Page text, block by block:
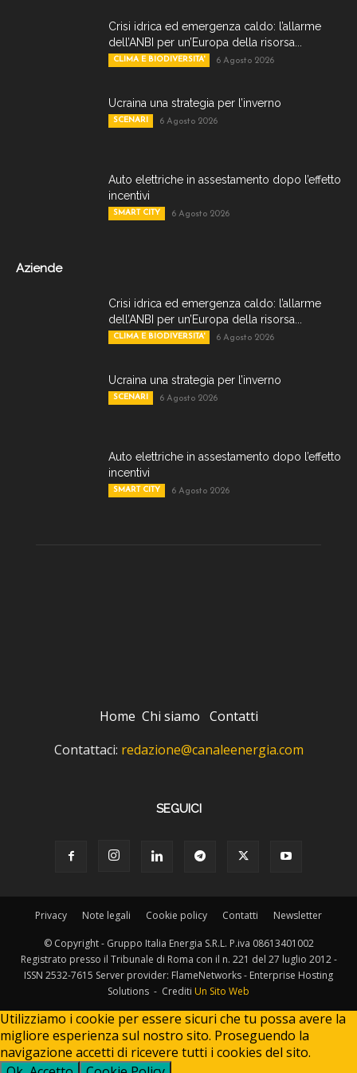
Crisi idrica ed emergenza caldo: l’allarme
dell’ANBI per un’Europa della risorsa...
CLIMA E BIODIVERSITA' 6 Agosto 2026
Ucraina una strategia per l’inverno
SCENARI 6 Agosto 2026
Auto elettriche in assestamento dopo l’effetto
incentivi
SMART CITY 6 Agosto 2026
Aziende
Crisi idrica ed emergenza caldo: l’allarme
dell’ANBI per un’Europa della risorsa...
CLIMA E BIODIVERSITA' 6 Agosto 2026
Ucraina una strategia per l’inverno
SCENARI 6 Agosto 2026
Auto elettriche in assestamento dopo l’effetto
incentivi
SMART CITY 6 Agosto 2026
Home Chi siamo Contatti
Contattaci: redazione@canaleenergia.com
SEGUICI
Privacy Note legali Cookie policy Contatti Newsletter
© Copyright - Gruppo Italia Energia S.R.L. P.iva 08613401002
Registrato presso il Tribunale di Roma con il n. 221 del 27 luglio 2012 -
ISSN 2532-7615 Server provider: FlameNetworks - Enterprise Hosting
Solutions - Crediti Un Sito Web
Utilizziamo i cookie per essere sicuri che tu possa avere la
migliore esperienza sul nostro sito. Proseguendo la
navigazione accetti di ricevere tutti i cookies del sito.